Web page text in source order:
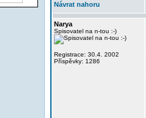
Návrat nahoru
Narya
Spisovatel na n-tou :-)
Registrace: 30.4. 2002
Příspěvky: 1286